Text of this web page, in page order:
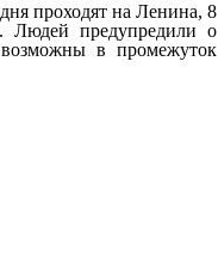
проходят на Ленина, 8
предупредили о
в промежуток